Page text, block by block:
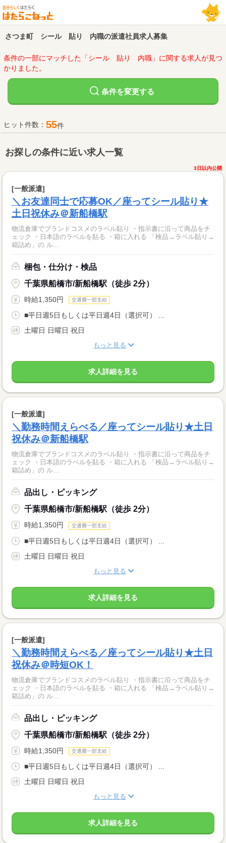
さつま町 シール 貼り 内職の派遣社員求人募集
条件の一部にマッチした「シール 貼り 内職」に関する求人が見つ
かりました。
条件を変更する
ヒット件数： 55件
お探しの条件に近い求人一覧
3日以内公開
[一般派遣]
＼お友達同士で応募OK／座ってシール貼り★
土日祝休み＠新船橋駅
物流倉庫でブランドコスメのラベル貼り ・指示書に沿って商品をチ
ェック ・日本語のラベルを貼る ・箱に入れる 「検品→ラベル貼り→
箱詰め」の ル...
梱包・仕分け・検品
千葉県船橋市/新船橋駅（徒歩 2分）
時給1,350円 交通費一部支給
■平日週5日もしくは平日週4日（選択可） ...
土曜日 日曜日 祝日
もっと見る
求人詳細を見る
[一般派遣]
＼勤務時間えらべる／座ってシール貼り★土日
祝休み＠新船橋駅
物流倉庫でブランドコスメのラベル貼り ・指示書に沿って商品をチ
ェック ・日本語のラベルを貼る ・箱に入れる 「検品→ラベル貼り→
箱詰め」の ル...
品出し・ピッキング
千葉県船橋市/新船橋駅（徒歩 2分）
時給1,350円 交通費一部支給
■平日週5日もしくは平日週4日（選択可） ...
土曜日 日曜日 祝日
もっと見る
求人詳細を見る
[一般派遣]
＼勤務時間えらべる／座ってシール貼り★土日
祝休み＠時短OK！
物流倉庫でブランドコスメのラベル貼り ・指示書に沿って商品をチ
ェック ・日本語のラベルを貼る ・箱に入れる 「検品→ラベル貼り→
箱詰め」の ル...
品出し・ピッキング
千葉県船橋市/新船橋駅（徒歩 2分）
時給1,350円 交通費一部支給
■平日週5日もしくは平日週4日（選択可） ...
土曜日 日曜日 祝日
もっと見る
求人詳細を見る